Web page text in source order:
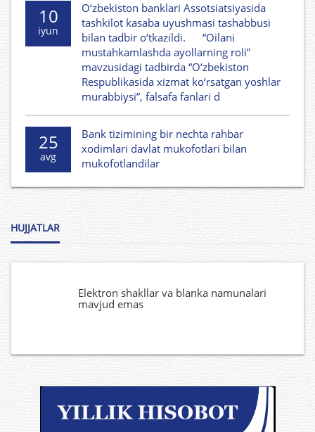
10
iyun
O‘zbekiston banklari Assotsiatsiyasida
tashkilot kasaba uyushmasi tashabbusi
bilan tadbir o‘tkazildi. “Oilani
mustahkamlashda ayollarning roli”
mavzusidagi tadbirda “O‘zbekiston
Respublikasida xizmat ko‘rsatgan yoshlar
murabbiysi”, falsafa fanlari d
25
avg
Bank tizimining bir nechta rahbar
xodimlari davlat mukofotlari bilan
mukofotlandilar
HUJJATLAR
Elektron shakllar va blanka namunalari
mavjud emas